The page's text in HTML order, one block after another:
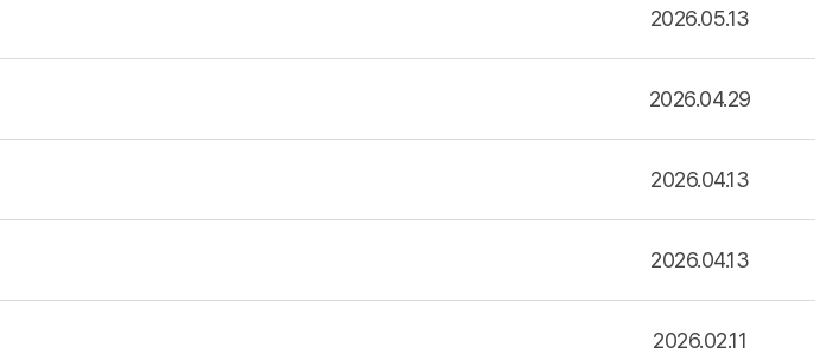
2026.05.13
2026.04.29
2026.04.13
2026.04.13
2026.02.11